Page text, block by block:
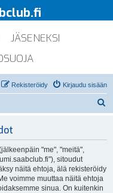
JÄSENEKSI
Kirjaudu sisään
Rekisteröidy
"me", "meitä",
sitoudut
näitä ehtoja, älä rekisteröidy
voimme muuttaa näitä ehtoja
sinua. On kuitenkin